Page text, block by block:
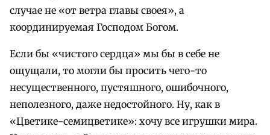
случае не «от ветра главы своея», а
координируемая Господом Богом.
Если бы «чистого сердца» мы бы в себе не
ощущали, то могли бы просить чего-то
несущественного, пустяшного, ошибочного,
неполезного, даже недостойного. Ну, как в
«Цветике-семицветике»: хочу все игрушки мира.